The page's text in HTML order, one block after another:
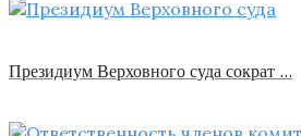
Президиум Верховного суда сократ …